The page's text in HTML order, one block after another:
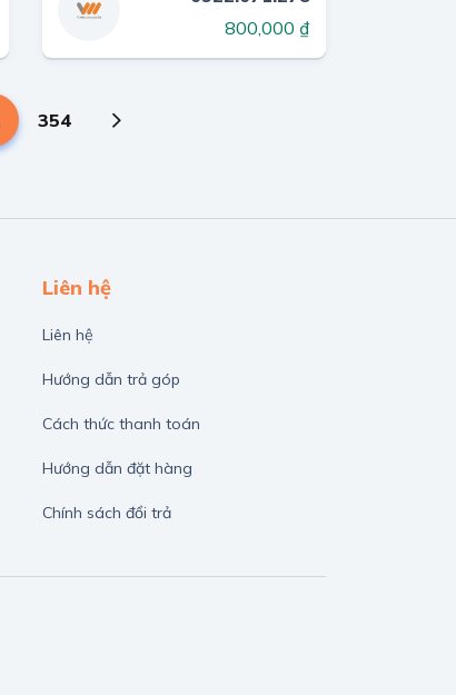
800,000 ₫
354
Liên hệ
Liên hệ
Hướng dẫn trả góp
Cách thức thanh toán
Hướng dẫn đặt hàng
Chính sách đổi trả